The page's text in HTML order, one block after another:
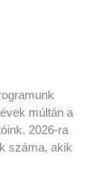
múltán a
2026-ra
száma, akik